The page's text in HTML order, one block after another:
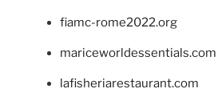
fiamc-rome2022.org
mariceworldessentials.com
lafisheriarestaurant.com